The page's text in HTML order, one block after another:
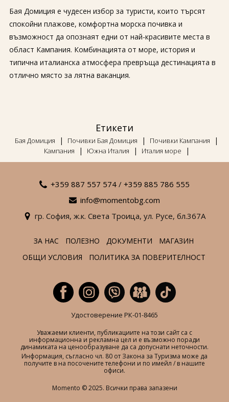
Бая Домиция е чудесен избор за туристи, които търсят
спокойни плажове, комфортна морска почивка и
възможност да опознаят едни от най-красивите места в
област Кампания. Комбинацията от море, история и
типична италианска атмосфера превръща дестинацията в
отлично място за лятна ваканция.
Етикети
Бая Домиция | Почивки Бая Домиция | Почивки Кампания |
Кампания | Южна Италия | Италия море |
+359 887 557 574 / +359 885 786 555
info@momentobg.com
гр. София, ж.к. Света Троица, ул. Русе, бл.367А
ЗА НАС ПОЛЕЗНО ДОКУМЕНТИ
МАГАЗИН
ОБЩИ УСЛОВИЯ
ПОЛИТИКА ЗА ПОВЕРИТЕЛНОСТ
Удостоверение РК-01-8465
Уважаеми клиенти, публикациите на този сайт са с
информационна и рекламна цел и е възможно поради
динамиката на ценообразуване да са допуснати неточности.
Информация, съгласно чл. 80 от Закона за Туризма може да
получите в на посочените телефони и по имейл / в нашите
офиси.
Momento © 2025. Всички права запазени